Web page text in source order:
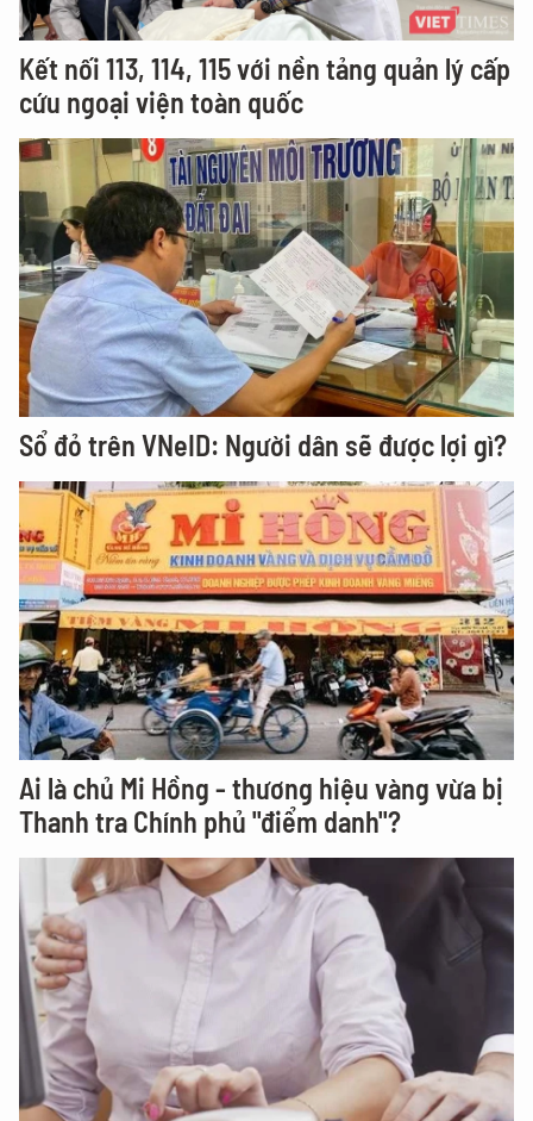
Kết nối 113, 114, 115 với nền tảng quản lý cấp
cứu ngoại viện toàn quốc
Sổ đỏ trên VNeID: Người dân sẽ được lợi gì?
Ai là chủ Mi Hồng - thương hiệu vàng vừa bị
Thanh tra Chính phủ "điểm danh"?